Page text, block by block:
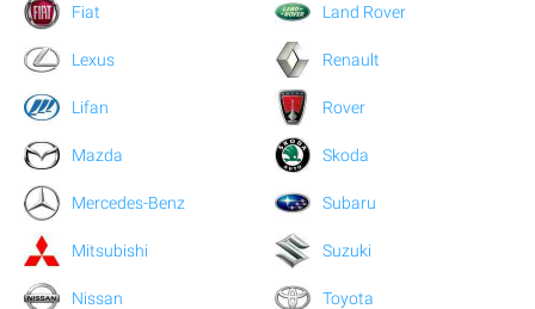
Fiat Land Rover
Lexus
Lifan
Mazda
Mercedes-Benz
Mitsubishi
Nissan
Renault
Rover
Skoda
Subaru
Suzuki
Toyota